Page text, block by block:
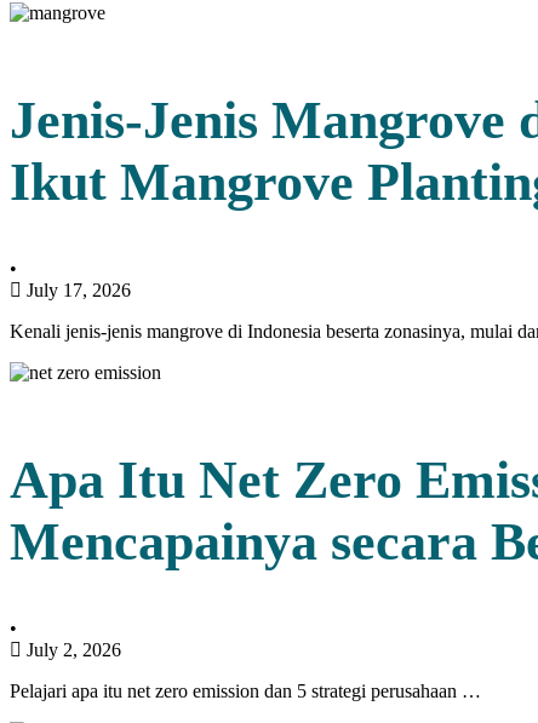
Jenis-Jenis Mangrove
Ikut Mangrove
•
July 17, 2026
Kenali jenis-jenis mangrove di Indonesia beserta zonasinya, mulai
Apa Itu Net Zero
Mencapainya secara
•
July 2, 2026
Pelajari apa itu net zero emission dan 5 strategi perusahaan …